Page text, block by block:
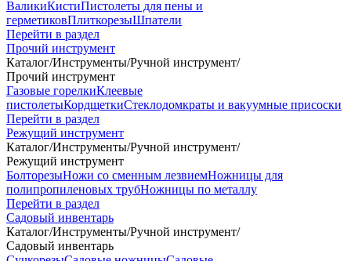
ВаликиКистиПистолеты для пены и
герметиковПлиткорезыШпатели
Перейти в раздел
Прочий инструмент
Каталог/Инструменты/Ручной инструмент/
Прочий инструмент
Газовые горелкиКлеевые
пистолетыКордщеткиСтеклодомкраты и вакуумные присоски
Перейти в раздел
Режущий инструмент
Каталог/Инструменты/Ручной инструмент/
Режущий инструмент
БолторезыНожи со сменным лезвиемНожницы для
полипропиленовых трубНожницы по металлу
Перейти в раздел
Садовый инвентарь
Каталог/Инструменты/Ручной инструмент/
Садовый инвентарь